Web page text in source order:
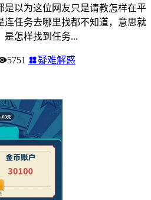
是以为这位网友只是请教怎样在平
连任务去哪里找都不知道，意思就
是怎样找到任务...
5751 疑难解惑